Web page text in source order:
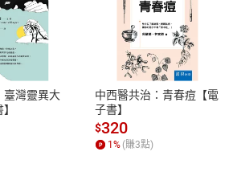
退換貨規範
本店是否提供消費者保護法七日猶
之權利，遽消費者保護法及通訊交
除權合理例外情事適用準則，依商
質各有不同規定。詳細退換貨說明
照各商品說明。
臺灣靈異大
中西醫共治：青春痘【電
子書】
$320
1 % (賺3點)